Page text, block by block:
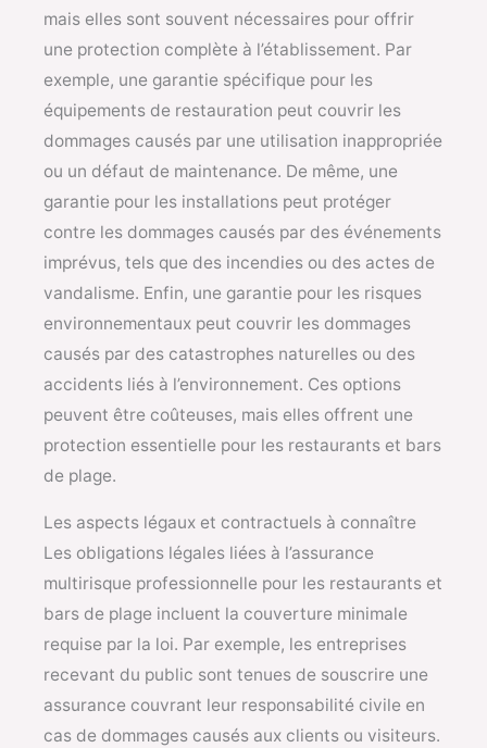
mais elles sont souvent nécessaires pour offrir
une protection complète à l’établissement. Par
exemple, une garantie spécifique pour les
équipements de restauration peut couvrir les
dommages causés par une utilisation inappropriée
ou un défaut de maintenance. De même, une
garantie pour les installations peut protéger
contre les dommages causés par des événements
imprévus, tels que des incendies ou des actes de
vandalisme. Enfin, une garantie pour les risques
environnementaux peut couvrir les dommages
causés par des catastrophes naturelles ou des
accidents liés à l’environnement. Ces options
peuvent être coûteuses, mais elles offrent une
protection essentielle pour les restaurants et bars
de plage.
Les aspects légaux et contractuels à connaître
Les obligations légales liées à l’assurance
multirisque professionnelle pour les restaurants et
bars de plage incluent la couverture minimale
requise par la loi. Par exemple, les entreprises
recevant du public sont tenues de souscrire une
assurance couvrant leur responsabilité civile en
cas de dommages causés aux clients ou visiteurs.